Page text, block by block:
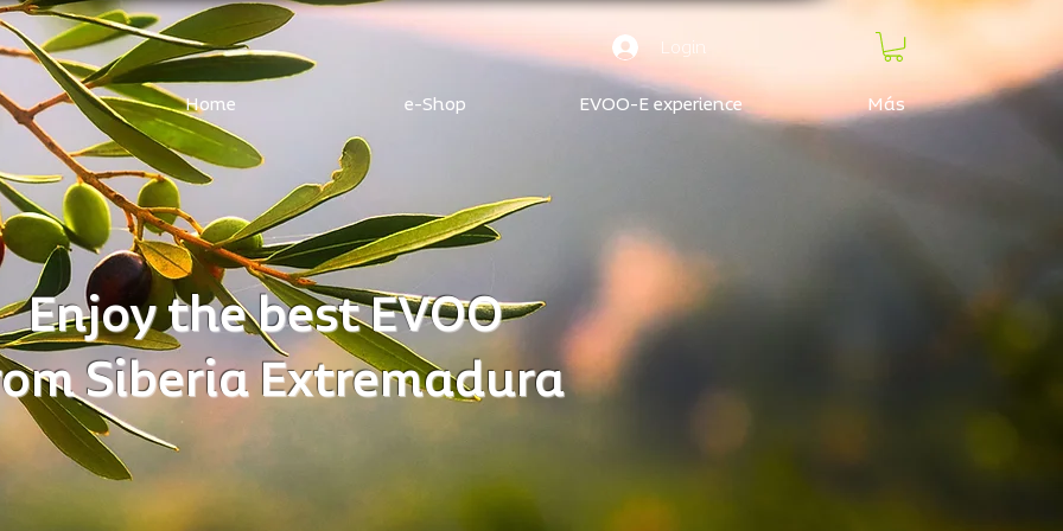
Home e-Shop EVOO-E experience Más
Login
Enjoy the best EVOO
Siberia Extremadura